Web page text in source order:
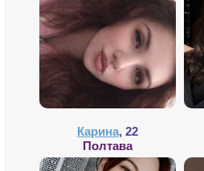
Карина, 22
Полтава